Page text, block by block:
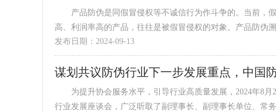
产品防伪是同假冒侵权等不诚信行为作斗争的。当前，
高、利润率高的产品，往往是被假冒侵权的对象。产品防伪
发布日期：2024-09-13
谋划共议防伪行业下一步发展重点，中国
为提升协会服务水平，引导行业高质量发展，2024年8月
行业发展座谈会，广泛听取了副理事长、副理事长单位、常